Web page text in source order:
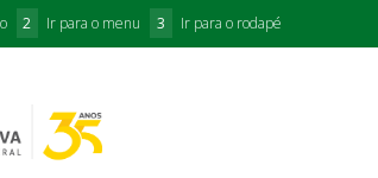
2 Ir para o menu 3 Ir para o rodapé